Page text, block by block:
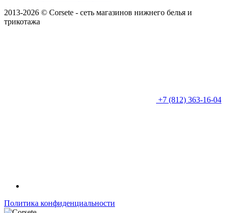
2013-2026 © Corsete - сеть магазинов нижнего белья и
трикотажа
+7 (812) 363-16-04
Политика конфиденциальности